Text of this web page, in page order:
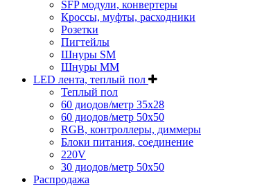
SFP модули, конвертеры
Кроссы, муфты, расходники
Розетки
Пигтейлы
Шнуры SM
Шнуры MM
LED лента, теплый пол
Теплый пол
60 диодов/метр 35x28
60 диодов/метр 50x50
RGB, контроллеры, диммеры
Блоки питания, соединение
220V
30 диодов/метр 50х50
Распродажа